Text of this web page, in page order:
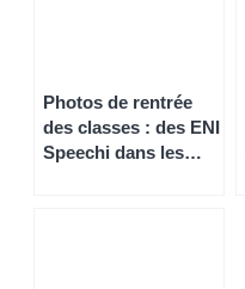
Photos de rentrée
des classes : des ENI
Speechi dans les